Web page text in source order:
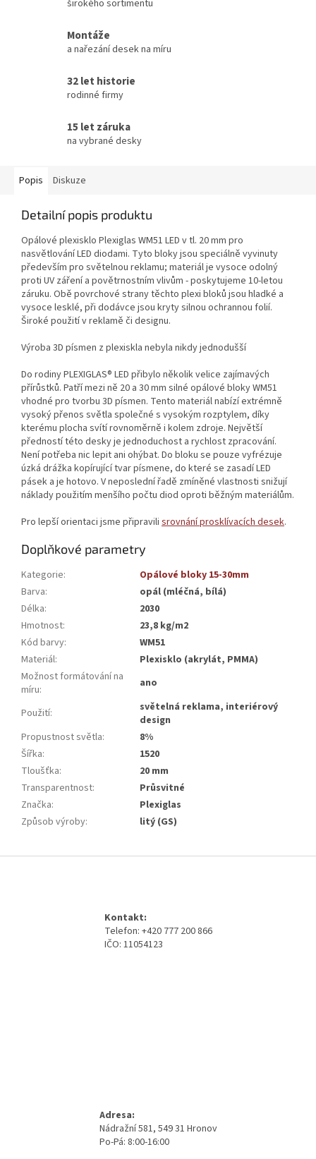
širokého sortimentu
Montáže
a nařezání desek na míru
32 let historie
rodinné firmy
15 let záruka
na vybrané desky
Popis Diskuze
Detailní popis produktu
Opálové plexisklo Plexiglas WM51 LED v tl. 20 mm pro
nasvětlování LED diodami. Tyto bloky jsou speciálně vyvinuty
především pro světelnou reklamu; materiál je vysoce odolný
proti UV záření a povětrnostním vlivům - poskytujeme 10-letou
záruku. Obě povrchové strany těchto plexi bloků jsou hladké a
vysoce lesklé, při dodávce jsou kryty silnou ochrannou folií.
Široké použití v reklamě či designu.
Výroba 3D písmen z plexiskla nebyla nikdy jednodušší
Do rodiny PLEXIGLAS® LED přibylo několik velice zajímavých
přírůstků. Patří mezi ně 20 a 30 mm silné opálové bloky WM51
vhodné pro tvorbu 3D písmen. Tento materiál nabízí extrémně
vysoký přenos světla společné s vysokým rozptylem, díky
kterému plocha svítí rovnoměrně i kolem zdroje. Největší
předností této desky je jednoduchost a rychlost zpracování.
Není potřeba nic lepit ani ohýbat. Do bloku se pouze vyfrézuje
úzká drážka kopírující tvar písmene, do které se zasadí LED
pásek a je hotovo. V neposlední řadě zmíněné vlastnosti snižují
náklady použitím menšího počtu diod oproti běžným materiálům.
Pro lepší orientaci jsme připravili srovnání prosklívacích desek.
Doplňkové parametry
Kategorie:
Opálové bloky 15-30mm
Barva:
opál (mléčná, bílá)
Délka:
2030
Hmotnost:
23,8 kg/m2
Kód barvy:
WM51
Materiál:
Plexisklo (akrylát, PMMA)
Možnost formátování na
míru: ano
Použití:
světelná reklama, interiérový
design
Propustnost světla:
8%
Šířka:
1520
Tloušťka:
20 mm
Transparentnost:
Průsvitné
Značka:
Plexiglas
Způsob výroby: litý (GS)
Kontakt:
Telefon: +420 777 200 866
IČO: 11054123
Adresa:
Nádražní 581, 549 31 Hronov
Po-Pá: 8:00-16:00